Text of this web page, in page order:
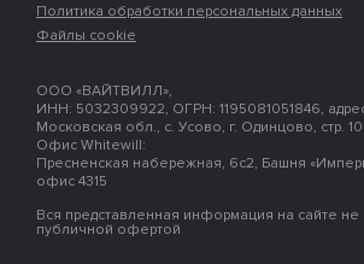
Политика обработки персональных данных
Файлы cookie
ООО «ВАЙТВИЛЛ»,
ИНН: 5032309922, ОГРН: 1195081051846,
Московская обл., с. Усово, г. Одинцово, стр.
Офис Whitewill:
Пресненская набережная, 6с2, Башня
офис 4315
Вся представленная информация на сайте не
публичной офертой